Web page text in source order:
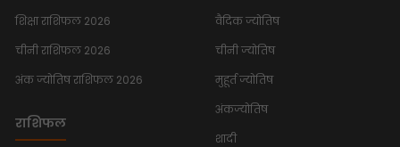
शिक्षा राशिफल 2026
चीनी राशिफल 2026
अंक ज्योतिष राशिफल 2026
राशिफल
वैदिक ज्योतिष
चीनी ज्योतिष
मुहूर्त ज्योतिष
अंकज्योतिष
शादी